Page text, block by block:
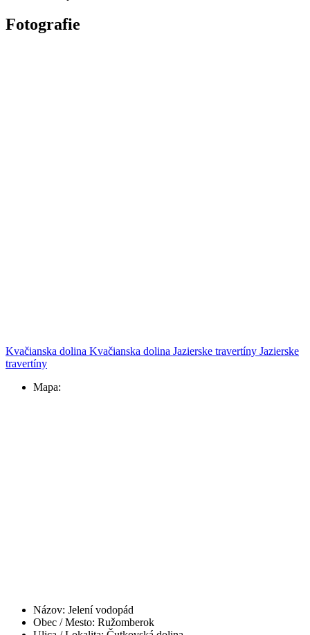
Fotografie
Kvačianska dolina Kvačianska dolina Jazierske travertíny Jazierske
travertíny
Mapa:
Názov: Jelení vodopád
Obec / Mesto: Ružomberok